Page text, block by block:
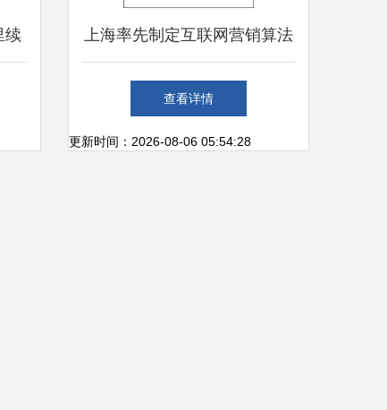
续 上海率先制定互联网营销算法
与盲盒合规指引，引领新业态
有序发展
查看详情
更新时间：2026-08-06 05:54:28